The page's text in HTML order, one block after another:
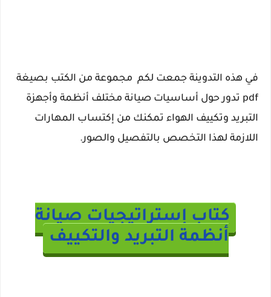
في هذه التدوينة جمعت لكم مجموعة من الكتب بصيغة
pdf تدور حول أساسيات صيانة مختلف أنظمة وأجهزة
التبريد وتكييف الهواء تمكنك من إكتساب المهارات
اللازمة لهذا التخصص بالتفصيل والصور.
كتاب إستراتيجيات صيانة
أنظمة التبريد والتكييف